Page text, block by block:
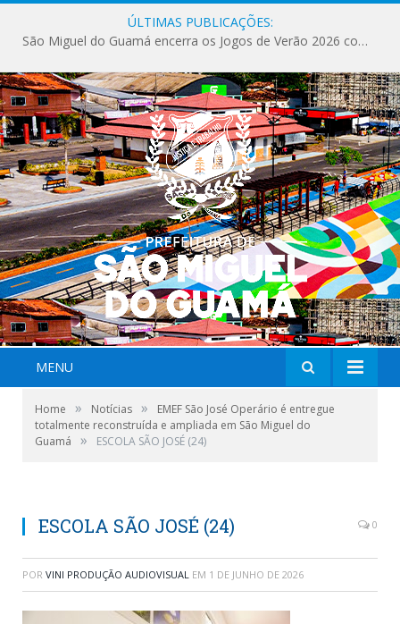
ÚLTIMAS PUBLICAÇÕES:
Milhares de fiéis tomam as ruas de São Miguel do Guamá em uma grande celebração de fé na Marcha para Jesus 2026.
MENU
Home » Notícias »
EMEF São José Operário é entregue
totalmente reconstruída e ampliada em São Miguel do
Guamá
» ESCOLA SÃO JOSÉ (24)
ESCOLA SÃO JOSÉ (24) 0
POR VINI PRODUÇÃO AUDIOVISUAL EM 1 DE JUNHO DE 2026